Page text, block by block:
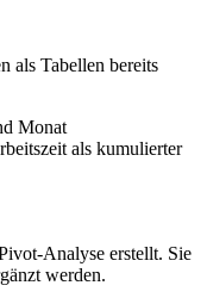
als Tabellen bereits
Monat
als kumulierter
Analyse erstellt. Sie
werden.